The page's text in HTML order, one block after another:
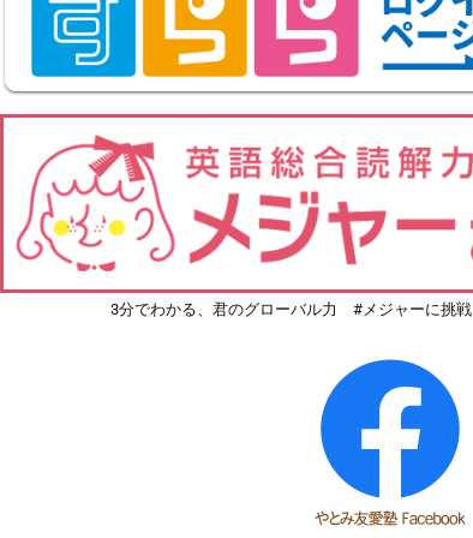
3分でわかる、君のグローバル力 #メジャーに挑戦